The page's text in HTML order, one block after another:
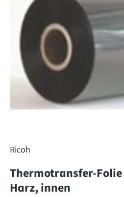
Ricoh
Thermotransfer-Folie
Harz, innen